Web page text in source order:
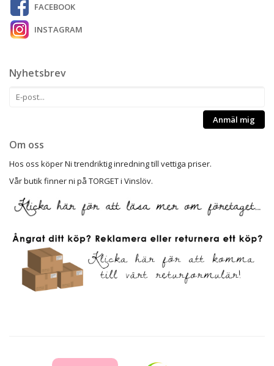
FACEBOOK
INSTAGRAM
Nyhetsbrev
Anmäl mig
Om oss
Hos oss köper Ni trendriktig inredning till vettiga priser.
Vår butik finner ni på TORGET i Vinslöv.